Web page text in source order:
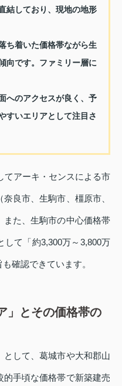
結しており、現地の地形
ち着いた価格帯ながら生
向です。ファミリー層に
へのアクセスが良く、予
すいエリアとして注目さ
てアーキ・センスによる市
良市、生駒市、橿原市、
また、生駒市の中心価格帯
して「約3,300万～3,800万
確認できています。
」とその価格帯の
して、葛城市や大和郡山
手頃な価格帯で新築建売